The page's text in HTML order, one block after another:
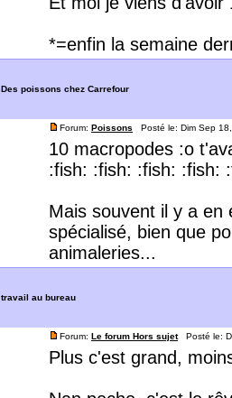
*=enfin la semaine
Des poissons chez Carrefour
Forum: Poissons Posté le: Dim Sep
10 macropodes :o
:fish: :fish: :fish: :fish:
Mais souvent il y a en
spécialisé, bien que
animaleries...
travail au bureau
Forum: Le forum Hors sujetPosté le:
Plus c'est grand,